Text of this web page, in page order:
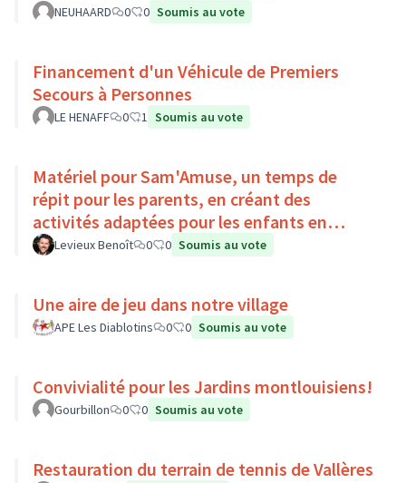
NEUHAARD 0 0 Soumis au vote
Financement d'un Véhicule de Premiers
Secours à Personnes
LE HENAFF 0 1 Soumis au vote
Matériel pour Sam'Amuse, un temps de
répit pour les parents, en créant des
activités adaptées pour les enfants en
situation de handicap
Levieux Benoît 0 0 Soumis au vote
Une aire de jeu dans notre village
APE Les Diablotins 0 0 Soumis au vote
Convivialité pour les Jardins montlouisiens!
Gourbillon 0 0 Soumis au vote
Restauration du terrain de tennis de Vallères